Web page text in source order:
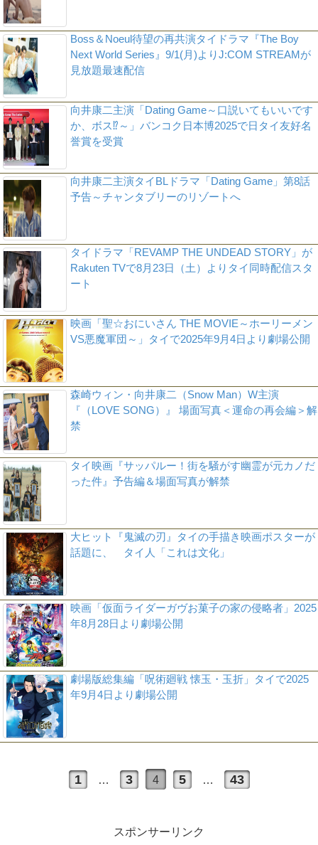
Boss＆Noeul待望の再共演タイドラマ『The Boy
Next World Series』9/1(月)よりJ:COM STREAMが
見放題最速配信
向井康二主演「Dating Game～口説いてもいいです
か、ボス⁉～」バンコク日本博2025で日タイ友好名
誉賞を受賞
向井康二主演タイBLドラマ「Dating Game」第8話
予告～チャンタブリーのリゾートへ
タイドラマ「REVAMP THE UNDEAD STORY」が
Rakuten TVで8月23日（土）よりタイ同時配信スタ
ート
映画「聖☆おにいさん THE MOVIE～ホーリーメン
VS悪魔軍団～」タイで2025年9月4日より劇場公開
森崎ウィン・向井康二（Snow Man）W主演
『（LOVE SONG）』 場面写真＜運命の再会編＞解
禁
タイ映画『サッパルー！街を騒がす幽霊が元カノだ
った件』予告編＆場面写真が解禁
大ヒット『鬼滅の刃』タイの手描き映画ポスターが
話題に、 タイ人「これは文化」
映画「仮面ライダーガヴお菓子の家の侵略者」2025
年8月28日より劇場公開
劇場版総集編「呪術廻戦 懐玉・玉折」タイで2025
年9月4日より劇場公開
1 … 3 4 5 … 43
スポンサーリンク